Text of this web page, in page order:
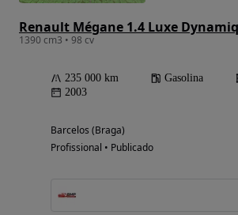
Renault Mégane 1.4 Luxe
1390 cm3 • 98 cv
235 000 km Gasolina
2003
Barcelos (Braga)
Profissional • Publicado